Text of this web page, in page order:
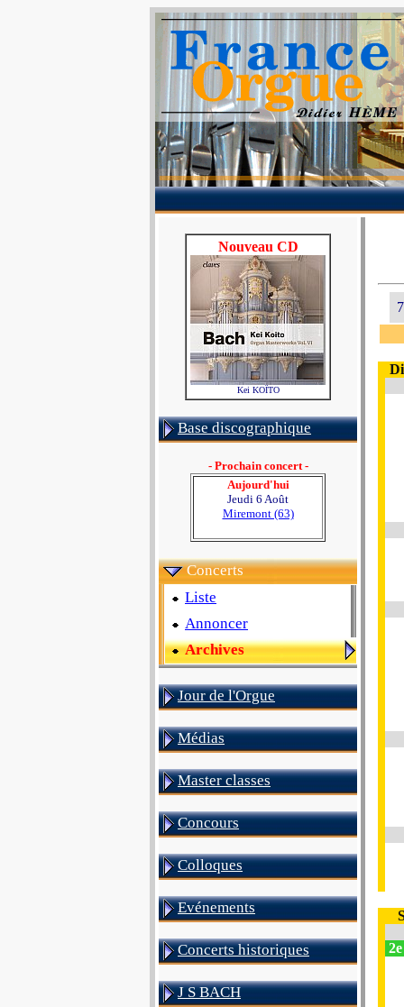
Nouveau CD
Kei KOÏTO
Base discographique
- Prochain concert -
Aujourd'hui
Jeudi 6 Août
Miremont (63)
Concerts
Liste
Annoncer
Archives
Jour de l'Orgue
Médias
Master classes
Concours
Colloques
Evénements
Concerts historiques
J S BACH